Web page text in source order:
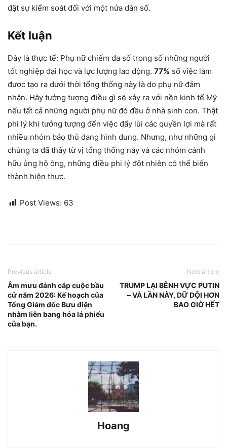
đặt sự kiểm soát đối với một nửa dân số.
Kết luận
Đây là thực tế: Phụ nữ chiếm đa số trong số những người
tốt nghiệp đại học và lực lượng lao động. 77% số việc làm
được tạo ra dưới thời tổng thống này là do phụ nữ đảm
nhận. Hãy tưởng tượng điều gì sẽ xảy ra với nền kinh tế Mỹ
nếu tất cả những người phụ nữ đó đều ở nhà sinh con. Thật
phi lý khi tưởng tượng đến việc đẩy lùi các quyền lợi mà rất
nhiều nhóm bảo thủ đang hình dung. Nhưng, như những gì
chúng ta đã thấy từ vị tổng thống này và các nhóm cánh
hữu ủng hộ ông, những điều phi lý đột nhiên có thể biến
thành hiện thực.
Post Views: 63
Previous article
Âm mưu đánh cắp cuộc bầu
cử năm 2026: Kế hoạch của
Tổng Giám đốc Bưu điện
nhằm liên bang hóa lá phiếu
của bạn.
Next article
TRUMP LẠI BÊNH VỰC PUTIN
– VÀ LẦN NÀY, DỮ DỘI HƠN
BAO GIỜ HẾT
Hoang